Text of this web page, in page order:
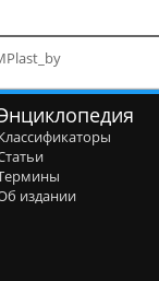
издании